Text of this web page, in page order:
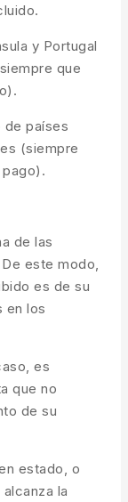
y Portugal
que
de países
(siempre
de las
De este modo,
es de su
en los
es
que no
de su
estado, o
la